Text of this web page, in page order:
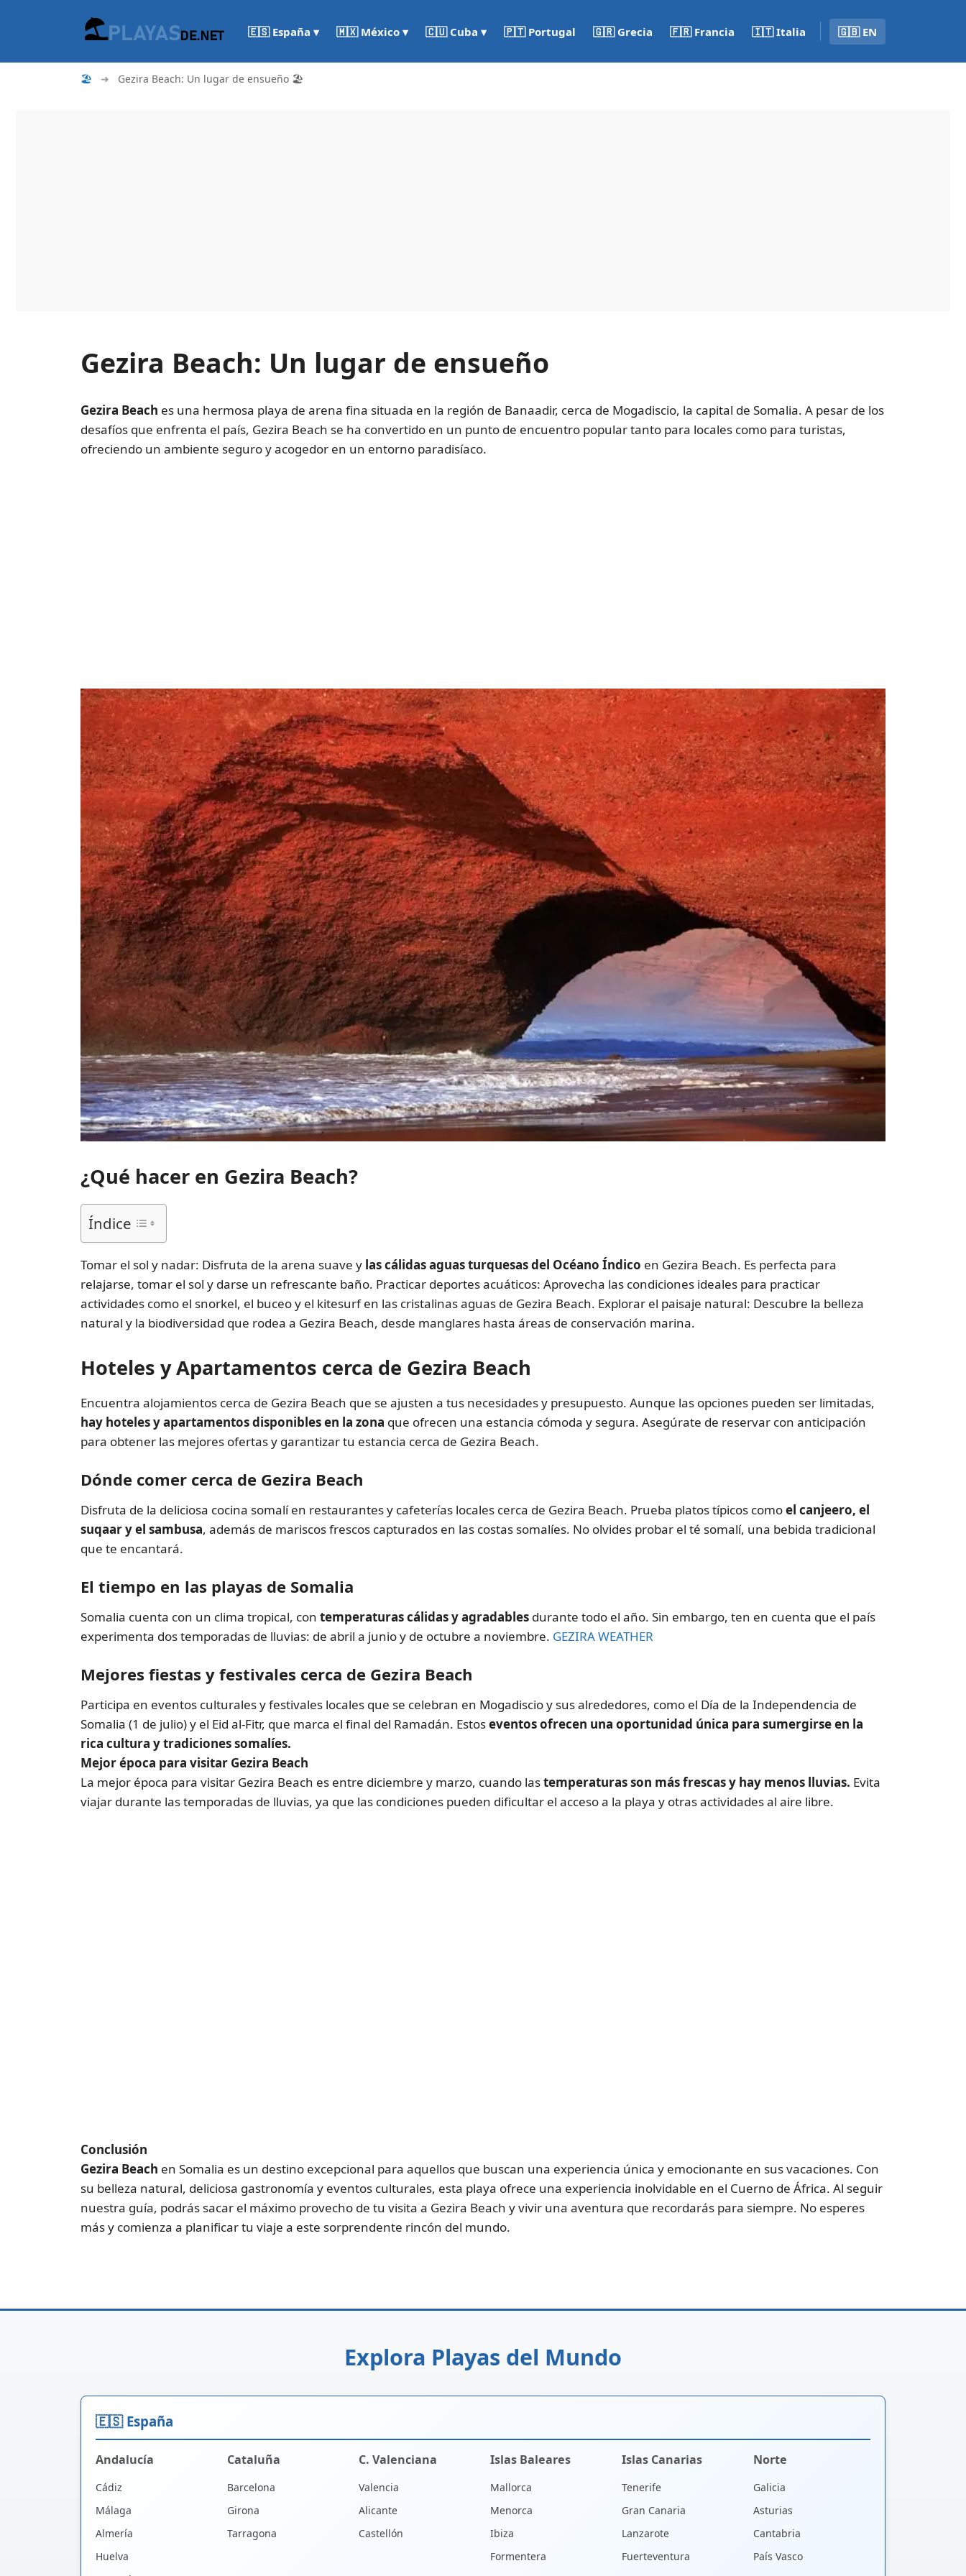
🇪🇸 España ▾ 🇲🇽 México ▾ 🇨🇺 Cuba ▾ 🇵🇹 Portugal 🇬🇷 Grecia 🇫🇷 Francia 🇮🇹 Italia 🇬🇧 EN
🏖 ➜ Gezira Beach: Un lugar de ensueño 🏖️
Gezira Beach: Un lugar de ensueño
Gezira Beach es una hermosa playa de arena fina situada en la región de Banaadir, cerca de Mogadiscio, la capital de Somalia. A pesar de los
desafíos que enfrenta el país, Gezira Beach se ha convertido en un punto de encuentro popular tanto para locales como para turistas,
ofreciendo un ambiente seguro y acogedor en un entorno paradisíaco.
¿Qué hacer en Gezira Beach?
Índice
Tomar el sol y nadar: Disfruta de la arena suave y las cálidas aguas turquesas del Océano Índico en Gezira Beach. Es perfecta para
relajarse, tomar el sol y darse un refrescante baño. Practicar deportes acuáticos: Aprovecha las condiciones ideales para practicar
actividades como el snorkel, el buceo y el kitesurf en las cristalinas aguas de Gezira Beach. Explorar el paisaje natural: Descubre la belleza
natural y la biodiversidad que rodea a Gezira Beach, desde manglares hasta áreas de conservación marina.
Hoteles y Apartamentos cerca de Gezira Beach
Encuentra alojamientos cerca de Gezira Beach que se ajusten a tus necesidades y presupuesto. Aunque las opciones pueden ser limitadas,
hay hoteles y apartamentos disponibles en la zona que ofrecen una estancia cómoda y segura. Asegúrate de reservar con anticipación
para obtener las mejores ofertas y garantizar tu estancia cerca de Gezira Beach.
Dónde comer cerca de Gezira Beach
Disfruta de la deliciosa cocina somalí en restaurantes y cafeterías locales cerca de Gezira Beach. Prueba platos típicos comoel canjeero, el
suqaar y el sambusa, además de mariscos frescos capturados en las costas somalíes. No olvides probar el té somalí, una bebida tradicional
que te encantará.
El tiempo en las playas de Somalia
Somalia cuenta con un clima tropical, con temperaturas cálidas y agradables durante todo el año. Sin embargo, ten en cuenta que el país
experimenta dos temporadas de lluvias: de abril a junio y de octubre a noviembre. GEZIRA WEATHER
Mejores fiestas y festivales cerca de Gezira Beach
Participa en eventos culturales y festivales locales que se celebran en Mogadiscio y sus alrededores, como el Día de la Independencia de
Somalia (1 de julio) y el Eid al-Fitr, que marca el final del Ramadán. Estoseventos ofrecen una oportunidad única para sumergirse en la
rica cultura y tradiciones somalíes.
Mejor época para visitar Gezira Beach
La mejor época para visitar Gezira Beach es entre diciembre y marzo, cuando lastemperaturas son más frescas y hay menos lluvias. Evita
viajar durante las temporadas de lluvias, ya que las condiciones pueden dificultar el acceso a la playa y otras actividades al aire libre.
Conclusión
Gezira Beach en Somalia es un destino excepcional para aquellos que buscan una experiencia única y emocionante en sus vacaciones. Con
su belleza natural, deliciosa gastronomía y eventos culturales, esta playa ofrece una experiencia inolvidable en el Cuerno de África. Al seguir
nuestra guía, podrás sacar el máximo provecho de tu visita a Gezira Beach y vivir una aventura que recordarás para siempre. No esperes
más y comienza a planificar tu viaje a este sorprendente rincón del mundo.
Explora Playas del Mundo
🇪🇸 España
Andalucía
Cádiz
Málaga
Almería
Huelva
Cataluña
Barcelona
Girona
Tarragona
C. Valenciana
Valencia
Alicante
Castellón
Islas Baleares
Mallorca
Menorca
Ibiza
Formentera
Islas Canarias
Tenerife
Gran Canaria
Lanzarote
Fuerteventura
Norte
Galicia
Asturias
Cantabria
País Vasco